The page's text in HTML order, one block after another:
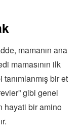
mamanın ana
mamasının ilk
bir et
gibi genel
hayati bir amino